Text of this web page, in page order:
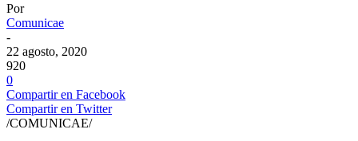
Por
Comunicae
-
22 agosto, 2020
920
0
Compartir en Facebook
Compartir en Twitter
/COMUNICAE/